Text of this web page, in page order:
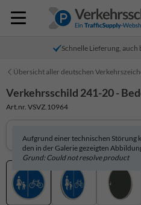
Schnelle Lieferung,
Übersicht aller deutschen
Verkehrsschild 241-20 -
Art.nr. VSVZ.10964
Aufgrund einer technischen Störung
den in der Galerie gezeigten
Grund: Could not resolve product